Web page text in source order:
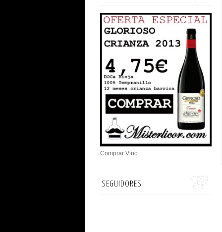
Comprar Vino
SEGUIDORES